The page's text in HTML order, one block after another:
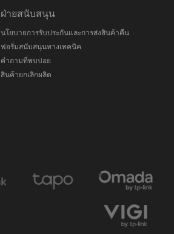
ฝ่ายสนับสนุน
นโยบายการรับประกันและการส่งสินค้าคืน
ฟอรั่มสนับสนุนทางเทคนิค
คำถามที่พบบ่อย
สินค้ายกเลิกผลิต